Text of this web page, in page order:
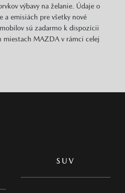
výbavy na želanie. Údaje o
a emisiách pre všetky nové
sú zadarmo k dispozícii
miestach MAZDA v rámci celej
SUV